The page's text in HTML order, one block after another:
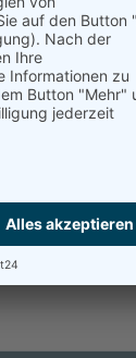
nicht direkt